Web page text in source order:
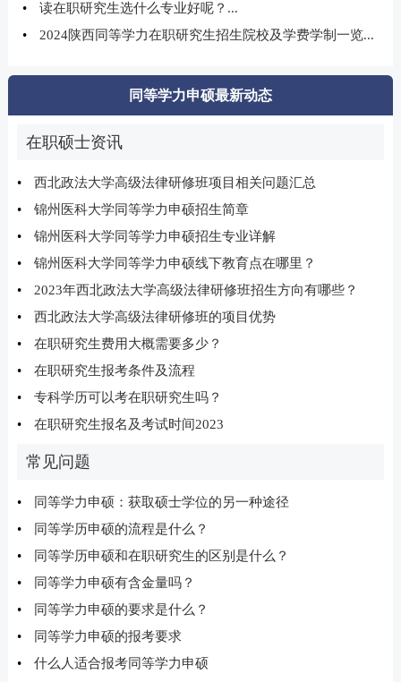
•
读在职研究生选什么专业好呢？...
•
2024陕西同等学力在职研究生招生院校及学费学制一览...
同等学力申硕最新动态
在职硕士资讯
•
西北政法大学高级法律研修班项目相关问题汇总
•
锦州医科大学同等学力申硕招生简章
•
锦州医科大学同等学力申硕招生专业详解
•
锦州医科大学同等学力申硕线下教育点在哪里？
•
2023年西北政法大学高级法律研修班招生方向有哪些？
•
西北政法大学高级法律研修班的项目优势
•
在职研究生费用大概需要多少？
•
在职研究生报考条件及流程
•
专科学历可以考在职研究生吗？
•
在职研究生报名及考试时间2023
常见问题
•
同等学力申硕：获取硕士学位的另一种途径
•
同等学历申硕的流程是什么？
•
同等学历申硕和在职研究生的区别是什么？
•
同等学力申硕有含金量吗？
•
同等学力申硕的要求是什么？
•
同等学力申硕的报考要求
•
什么人适合报考同等学力申硕